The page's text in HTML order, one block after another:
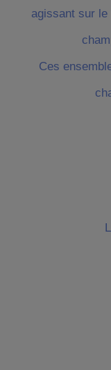
agissant sur le
Ces